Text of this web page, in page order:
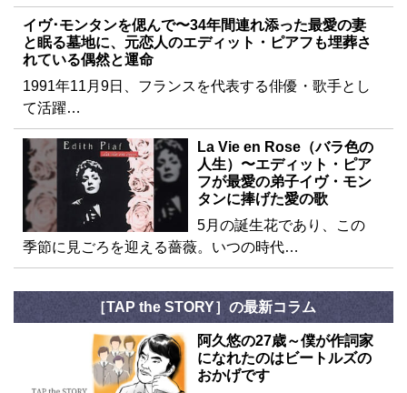
イヴ･モンタンを偲んで〜34年間連れ添った最愛の妻
と眠る墓地に、元恋人のエディット・ピアフも埋葬さ
れている偶然と運命
1991年11月9日、フランスを代表する俳優・歌手とし
て活躍…
La Vie en Rose（バラ色の
人生）〜エディット・ピア
フが最愛の弟子イヴ・モン
タンに捧げた愛の歌
5月の誕生花であり、この
季節に見ごろを迎える薔薇。いつの時代…
［TAP the STORY］の最新コラム
阿久悠の27歳～僕が作詞家
になれたのはビートルズの
おかげです